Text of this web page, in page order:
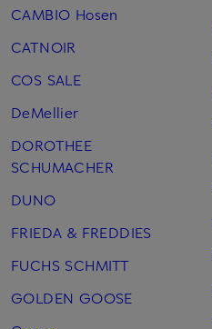
CAMBIO Hosen
CATNOIR
COS SALE
DeMellier
DOROTHEE
SCHUMACHER
DUNO
FRIEDA & FREDDIES
FUCHS SCHMITT
GOLDEN GOOSE